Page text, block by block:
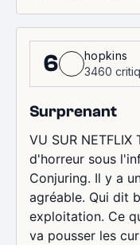
6
hopkins
3460
Surprenant
VU SUR
d'horreur sous
Conjuring. Il y a
agréable. Qui dit
exploitation. Ce
va pousser les